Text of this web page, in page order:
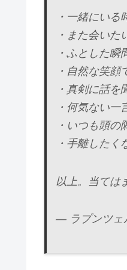
・一緒にいる
・また会いた
・ふとした瞬
・自然な笑顔
・真剣に話を
・何気ない一
・いつも頭の
・手離したく
以上。当ては
— ラプンツェ